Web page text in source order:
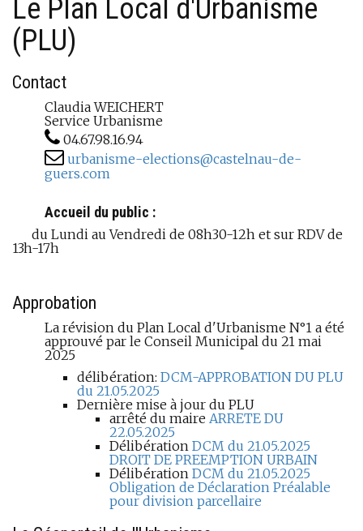
Le Plan Local d'Urbanisme
(PLU)
Contact
Claudia WEICHERT
Service Urbanisme
04.67.98.16.94
urbanisme-elections@castelnau-de-
guers.com
Accueil du public :
du Lundi au Vendredi de 08h30-12h et sur RDV de
13h-17h
Approbation
La révision du Plan Local d'Urbanisme N°1 a été
approuvé par le Conseil Municipal du 21 mai
2025
délibération: DCM-APPROBATION DU PLU
du 21.05.2025
Dernière mise à jour du PLU
arrêté du maire ARRETE DU
22.05.2025
Délibération DCM du 21.05.2025
DROIT DE PREEMPTION URBAIN
Délibération DCM du 21.05.2025
Obligation de Déclaration Préalable
pour division parcellaire